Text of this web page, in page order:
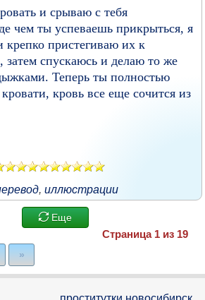
и срываю с тебя
чем ты успеваешь прикрыться, я
крепко пристегиваю их к
затем спускаюсь и делаю то же
Теперь ты полностью
кровь все еще сочится из
, иллюстрации
Еще
Страница 1 из 19
»